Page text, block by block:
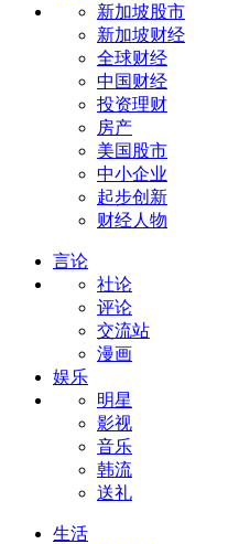
新加坡股市
新加坡财经
全球财经
中国财经
投资理财
房产
美国股市
中小企业
起步创新
财经人物
言论
社论
评论
交流站
漫画
娱乐
明星
影视
音乐
韩流
送礼
生活